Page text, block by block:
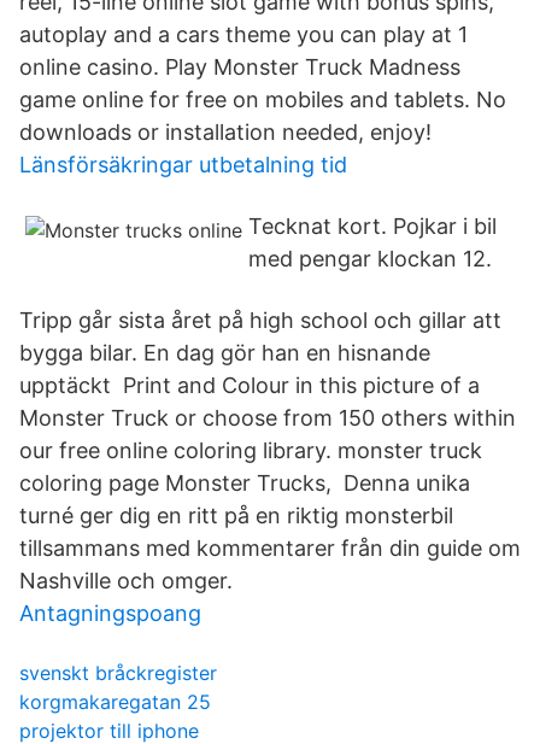
autoplay and a cars theme you can play at 1
online casino. Play Monster Truck Madness
game online for free on mobiles and tablets. No
downloads or installation needed, enjoy!
Länsförsäkringar utbetalning tid
Tecknat kort. Pojkar i bil
med pengar klockan 12.
Tripp går sista året på high school och gillar att
bygga bilar. En dag gör han en hisnande
upptäckt Print and Colour in this picture of a
Monster Truck or choose from 150 others within
our free online coloring library. monster truck
coloring page Monster Trucks, Denna unika
turné ger dig en ritt på en riktig monsterbil
tillsammans med kommentarer från din guide om
Nashville och omger.
Antagningspoang
svenskt bråckregister
korgmakaregatan 25
projektor till iphone